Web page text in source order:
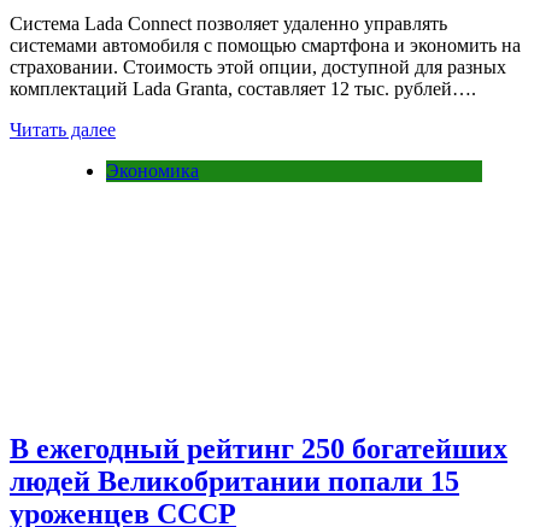
Система Lada Connect позволяет удаленно управлять
системами автомобиля с помощью смартфона и экономить на
страховании. Стоимость этой опции, доступной для разных
комплектаций Lada Granta, составляет 12 тыс. рублей….
Читать далее
Экономика
В ежегодный рейтинг 250 богатейших
людей Великобритании попали 15
уроженцев СССР